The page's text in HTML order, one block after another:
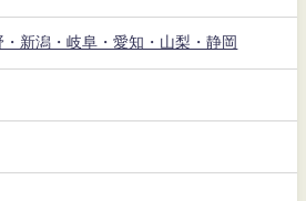
新潟・岐阜・愛知・山梨・静岡